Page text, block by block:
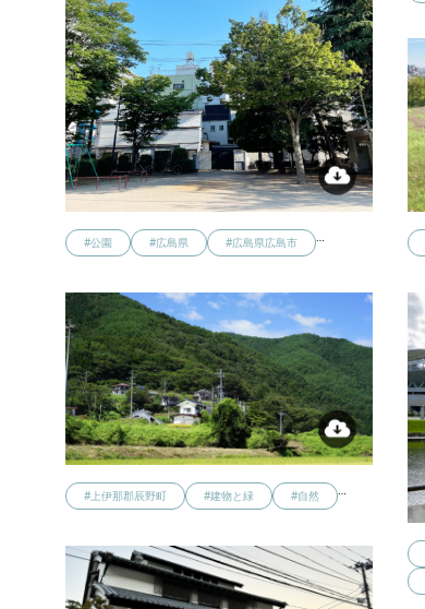
#公園 #広島県 #広島県広島市 …
#上伊那郡辰野町 #建物と緑 #自然 …